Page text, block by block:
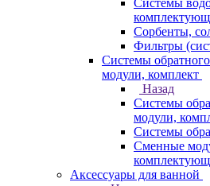
Системы
Сорбенты,
Фильтры
Системы
модули, комплект
Назад
Системы
модули,
Системы
Сменные
Аксессуары для ванной